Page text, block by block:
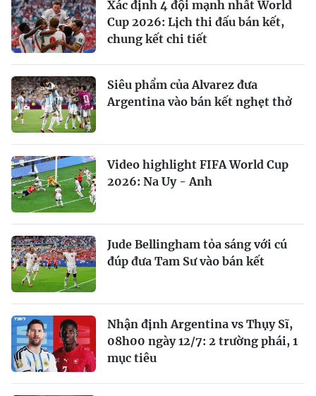
Xác định 4 đội mạnh nhất World
Cup 2026: Lịch thi đấu bán kết,
chung kết chi tiết
Siêu phẩm của Alvarez đưa
Argentina vào bán kết nghẹt thở
Video highlight FIFA World Cup
2026: Na Uy - Anh
Jude Bellingham tỏa sáng với cú
đúp đưa Tam Sư vào bán kết
Nhận định Argentina vs Thụy Sĩ,
08h00 ngày 12/7: 2 trường phái, 1
mục tiêu